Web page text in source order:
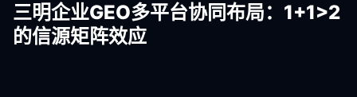
三明企业GEO多平台协同布局：1+1>2
的信源矩阵效应